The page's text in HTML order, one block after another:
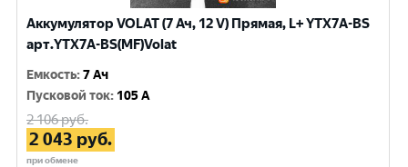
Аккумулятор VOLAT (7 Ач, 12 V) Прямая, L+ YTX7A-BS
арт.YTX7A-BS(MF)Volat
Емкость:7 Ач
Пусковой ток: 105 A
2 106руб.
2 043 руб.
при обмене